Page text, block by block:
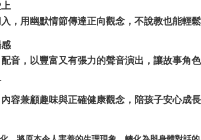
，用幽默情節傳達正向觀念，不說教也能輕
音，以豐富又有張力的聲音演出，讓故事角
容兼顧趣味與正確健康觀念，陪孩子安心成